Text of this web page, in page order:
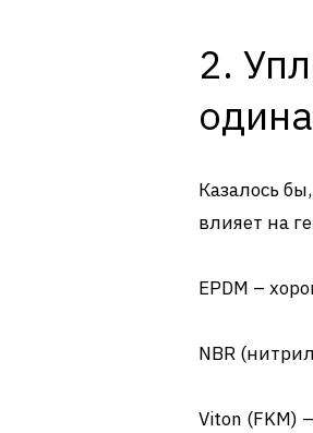
2.
Казалось
влияет на
EPDM –
NBR
Viton (FKM)